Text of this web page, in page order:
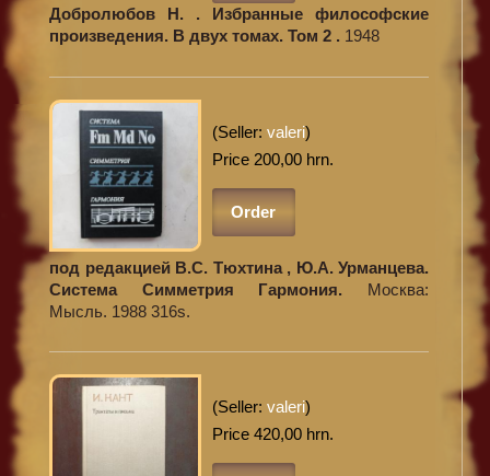
Добролюбов Н. . Избранные философские
произведения. В двух томах. Том 2 . 1948
(Seller: valeri)
Price 200,00 hrn.
Order
под редакцией В.С. Тюхтина , Ю.А. Урманцева.
Система Симметрия Гармония. Москва:
Мысль. 1988 316s.
(Seller: valeri)
Price 420,00 hrn.